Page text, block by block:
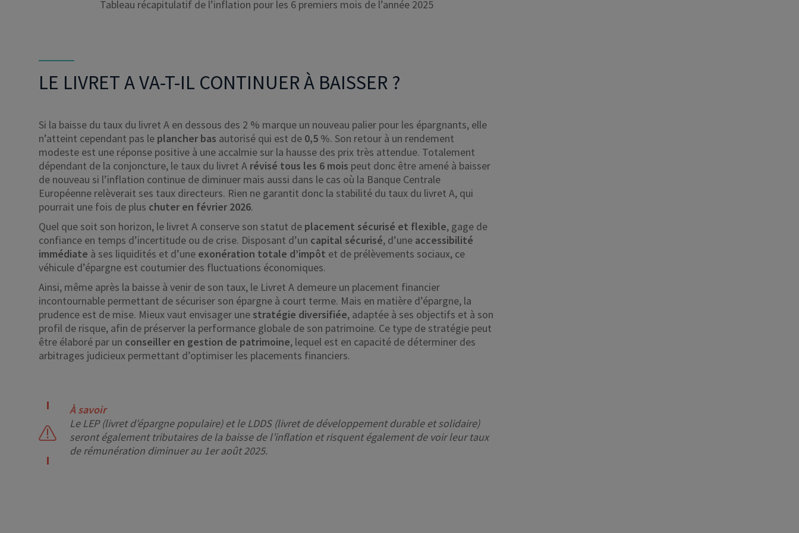
Tableau récapitulatif de l’inflation pour les 6 premiers mois de l’année 2025
LE LIVRET A VA-T-IL CONTINUER À BAISSER ?
Si la baisse du taux du livret A en dessous des 2 % marque un nouveau palier pour les épargnants, elle
n’atteint cependant pas le plancher bas autorisé qui est de 0,5 %. Son retour à un rendement
modeste est une réponse positive à une accalmie sur la hausse des prix très attendue. Totalement
dépendant de la conjoncture, le taux du livret A révisé tous les 6 mois peut donc être amené à baisser
de nouveau si l’inflation continue de diminuer mais aussi dans le cas où la Banque Centrale
Européenne relèverait ses taux directeurs. Rien ne garantit donc la stabilité du taux du livret A, qui
pourrait une fois de plus chuter en février 2026.
Quel que soit son horizon, le livret A conserve son statut de placement sécurisé et flexible, gage de
confiance en temps d’incertitude ou de crise. Disposant d’un capital sécurisé, d’une accessibilité
immédiate à ses liquidités et d’une exonération totale d’impôt et de prélèvements sociaux, ce
véhicule d’épargne est coutumier des fluctuations économiques.
Ainsi, même après la baisse à venir de son taux, le Livret A demeure un placement financier
incontournable permettant de sécuriser son épargne à court terme. Mais en matière d’épargne, la
prudence est de mise. Mieux vaut envisager une stratégie diversifiée, adaptée à ses objectifs et à son
profil de risque, afin de préserver la performance globale de son patrimoine. Ce type de stratégie peut
être élaboré par un conseiller en gestion de patrimoine, lequel est en capacité de déterminer des
arbitrages judicieux permettant d’optimiser les placements financiers.
À savoir
Le LEP (livret d’épargne populaire) et le LDDS (livret de développement durable et solidaire)
seront également tributaires de la baisse de l’inflation et risquent également de voir leur taux
de rémunération diminuer au 1er août 2025.